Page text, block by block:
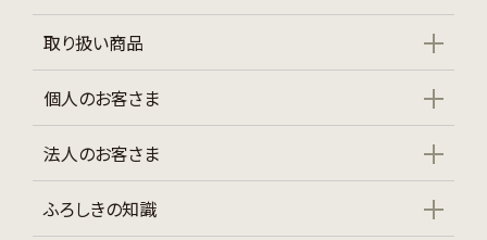
取り扱い商品
個人のお客さま
法人のお客さま
ふろしきの知識